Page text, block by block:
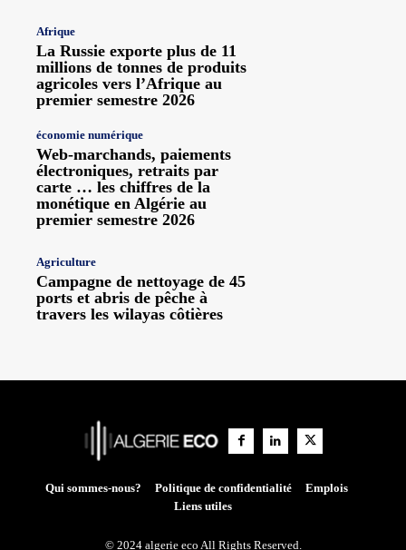
Afrique
La Russie exporte plus de 11
millions de tonnes de produits
agricoles vers l’Afrique au
premier semestre 2026
économie numérique
Web-marchands, paiements
électroniques, retraits par
carte … les chiffres de la
monétique en Algérie au
premier semestre 2026
Agriculture
Campagne de nettoyage de 45
ports et abris de pêche à
travers les wilayas côtières
Qui sommes-nous? Politique de confidentialité
Emplois
Liens utiles
© 2024 algerie eco All Rights Reserved.